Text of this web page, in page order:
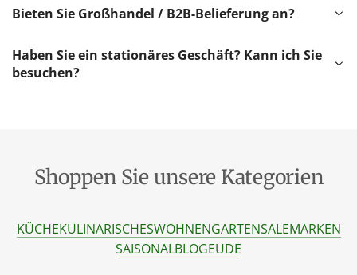
Bieten Sie Großhandel / B2B-Belieferung an?
Haben Sie ein stationäres Geschäft? Kann ich Sie
besuchen?
Shoppen Sie unsere Kategorien
KÜCHEKULINARISCHESWOHNENGARTENSALEMARKEN
SAISONALBLOGEUDE